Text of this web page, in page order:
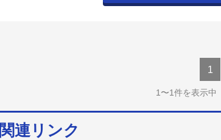
1
1〜1件を表示中
関連リンク